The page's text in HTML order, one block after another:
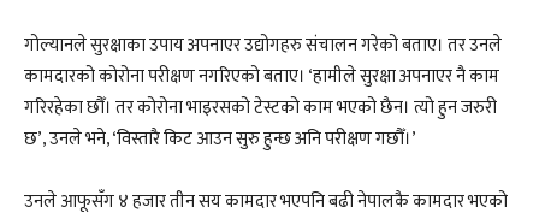
गोल्यानले सुरक्षाका उपाय अपनाएर उद्योगहरु संचालन गरेको बताए। तर उनले
कामदारको कोरोना परीक्षण नगरिएको बताए। ‘हामीले सुरक्षा अपनाएर नै काम
गरिरहेका छौँ। तर कोरोना भाइरसको टेस्टको काम भएको छैन। त्यो हुन जरुरी
छ’, उनले भने, ‘विस्तारै किट आउन सुरु हुन्छ अनि परीक्षण गछौँ।’
उनले आफूसँग ४ हजार तीन सय कामदार भएपनि बढी नेपालकै कामदार भएको